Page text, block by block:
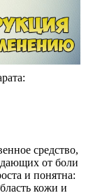
средство,
от боли
и понятна:
кожи и